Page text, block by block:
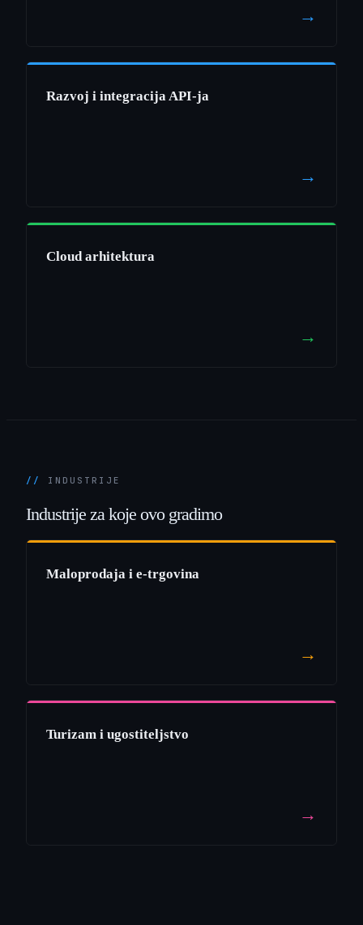
→
Razvoj i integracija API-ja
→
Cloud arhitektura
→
INDUSTRIJE
Industrije za koje ovo gradimo
Maloprodaja i e-trgovina
→
Turizam i ugostiteljstvo
→